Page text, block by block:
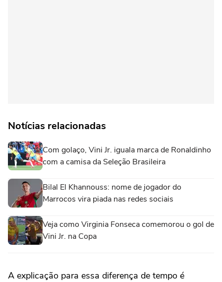
Notícias relacionadas
Com golaço, Vini Jr. iguala marca de Ronaldinho
com a camisa da Seleção Brasileira
Bilal El Khannouss: nome de jogador do
Marrocos vira piada nas redes sociais
Veja como Virginia Fonseca comemorou o gol de
Vini Jr. na Copa
A explicação para essa diferença de tempo é